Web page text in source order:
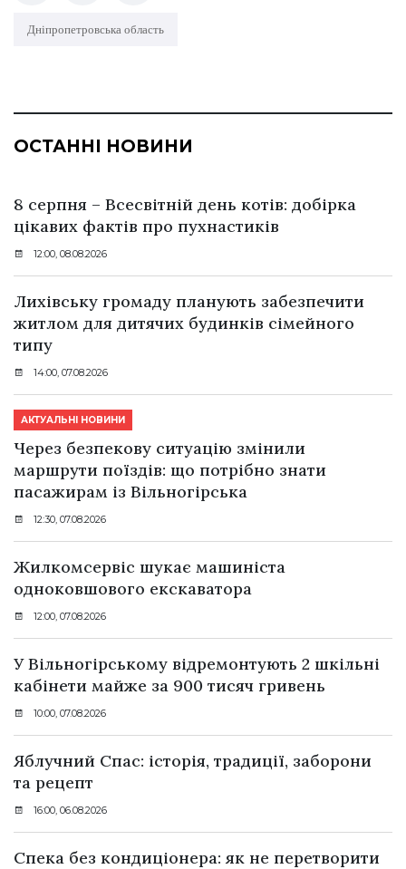
Дніпропетровська область
ОСТАННІ НОВИНИ
8 серпня – Всесвітній день котів: добірка
цікавих фактів про пухнастиків
12:00, 08.08.2026
Лихівську громаду планують забезпечити
житлом для дитячих будинків сімейного
типу
14:00, 07.08.2026
АКТУАЛЬНІ НОВИНИ
Через безпекову ситуацію змінили
маршрути поїздів: що потрібно знати
пасажирам із Вільногірська
12:30, 07.08.2026
Жилкомсервіс шукає машиніста
одноковшового екскаватора
12:00, 07.08.2026
У Вільногірському відремонтують 2 шкільні
кабінети майже за 900 тисяч гривень
10:00, 07.08.2026
Яблучний Спас: історія, традиції, заборони
та рецепт
16:00, 06.08.2026
Спека без кондиціонера: як не перетворити